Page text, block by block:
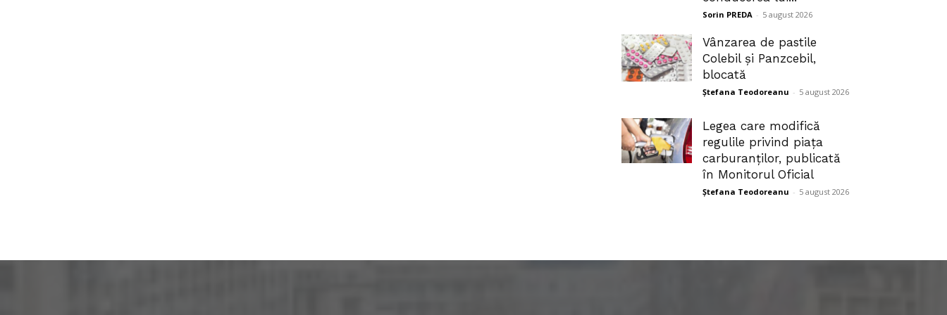
Sorin PREDA - 5 august 2026
Vânzarea de pastile
Colebil și Panzcebil,
blocată
Ștefana Teodoreanu - 5 august 2026
Legea care modifică
regulile privind piața
carburanților, publicată
în Monitorul Oficial
Ștefana Teodoreanu - 5 august 2026